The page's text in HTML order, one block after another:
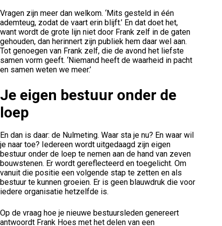
Vragen zijn meer dan welkom. ‘Mits gesteld in één
ademteug, zodat de vaart erin blijft.’ En dat doet het,
want wordt de grote lijn niet door Frank zelf in de gaten
gehouden, dan herinnert zijn publiek hem daar wel aan.
Tot genoegen van Frank zelf, die de avond het liefste
samen vorm geeft. ‘Niemand heeft de waarheid in pacht
en samen weten we meer.’
Je eigen bestuur onder de
loep
En dan is daar: de Nulmeting. Waar sta je nu? En waar wil
je naar toe? Iedereen wordt uitgedaagd zijn eigen
bestuur onder de loep te nemen aan de hand van zeven
bouwstenen. Er wordt gereflecteerd en toegelicht. Om
vanuit die positie een volgende stap te zetten en als
bestuur te kunnen groeien. Er is geen blauwdruk die voor
iedere organisatie hetzelfde is.
Op de vraag hoe je nieuwe bestuursleden genereert
antwoordt Frank Hoes met het delen van een